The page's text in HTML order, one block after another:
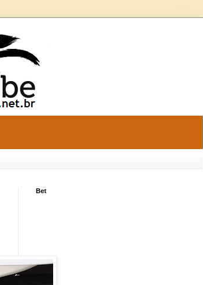
Bet